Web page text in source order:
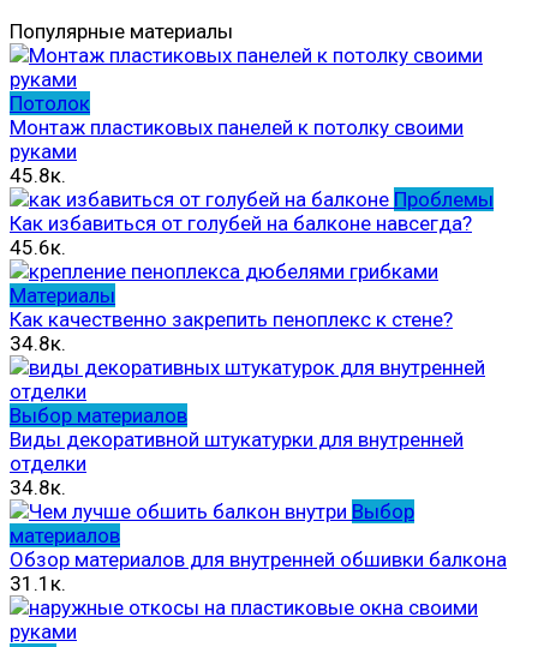
Популярные материалы
Потолок
Монтаж пластиковых панелей к потолку своими
руками
45.8к.
Проблемы
Как избавиться от голубей на балконе навсегда?
45.6к.
Материалы
Как качественно закрепить пеноплекс к стене?
34.8к.
Выбор материалов
Виды декоративной штукатурки для внутренней
отделки
34.8к.
Выбор
материалов
Обзор материалов для внутренней обшивки балкона
31.1к.